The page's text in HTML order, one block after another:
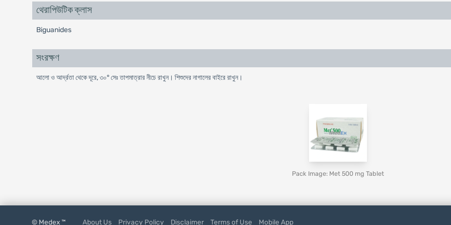
থেরাপিউটিক ক্লাস
Biguanides
সংরক্ষণ
আলো ও আর্দ্রতা থেকে দূরে, ৩০° সেঃ তাপমাত্রার নীচে রাখুন। শিশুদের নাগালের বাইরে রাখুন।
Pack Image: Met 500 mg Tablet
© Medex ™ About Us Privacy Policy Disclaimer Terms of Use Mobile App